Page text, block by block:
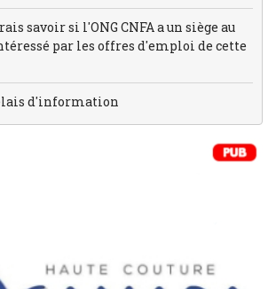
savoir si l'ONG CNFA a un siège au
par les offres d'emploi de cette
d'information